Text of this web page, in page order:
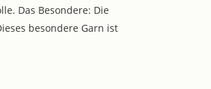
Das Besondere: Die
besondere Garn ist